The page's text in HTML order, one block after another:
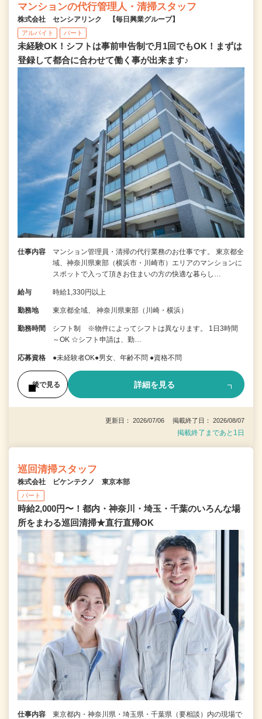
マンションの代行管理人・清掃スタッフ
株式会社 センシアリンク 【毎日興業グループ】
アルバイト パート
未経験OK！シフトは事前申告制で月1回でもOK！まずは
登録して都合に合わせて働く事が出来ます♪
仕事内容
マンション管理員・清掃の代行業務のお仕事です。 東京都全
域、神奈川県東部（横浜市・川崎市）エリアのマンションに
スポットで入って頂きお住まいの方の快適な暮らし…
給与 時給1,330円以上
勤務地 東京都全域、 神奈川県東部（川崎・横浜）
勤務時間
シフト制 ※物件によってシフトは異なります。 1日3時間
～OK ☆シフト申請は、勤…
応募資格 ●未経験者OK●男女、年齢不問 ●資格不問
後で見る 詳細を見る
更新日： 2026/07/06 掲載終了日： 2026/08/07
掲載終了まであと1日
巡回清掃スタッフ
株式会社 ビケンテクノ 東京本部
パート
時給2,000円〜！都内・神奈川・埼玉・千葉のいろんな場
所をまわる巡回清掃★直行直帰OK
仕事内容
東京都内・神奈川県・埼玉県・千葉県（要相談）内の現場で